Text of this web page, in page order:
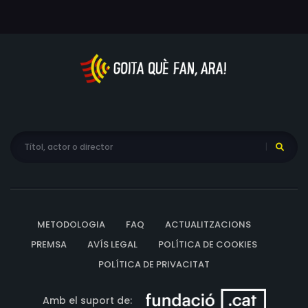
METODOLOGIA FAQ
ACTUALITZACIONS
PREMSA
AVÍS LEGAL
POLÍTICA DE COOKIES
POLÍTICA DE PRIVACITAT
Amb el suport de: